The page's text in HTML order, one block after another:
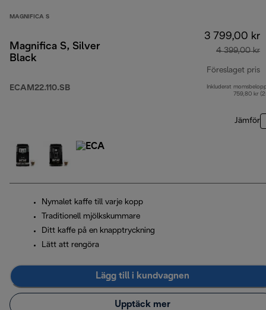
MAGNIFICA S
Magnifica S, Silver
Black
ECAM22.110.SB
3 799,00 kr
4 399,00 kr
Föreslaget pris
Inkluderat
759,80 kr
Jämför
Nymalet kaffe till varje kopp
Traditionell mjölkskummare
Ditt kaffe på en knapptryckning
Lätt att rengöra
Lägg till i kundvagnen
Upptäck mer